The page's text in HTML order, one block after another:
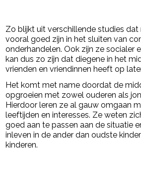
Zo blijkt uit verschillende studies
vooral goed zijn in het sluiten van
onderhandelen. Ook zijn ze socialer
kan dus zo zijn dat diegene in het
vrienden en vriendinnen heeft op
Het komt met name doordat de
opgroeien met zowel ouderen als
Hierdoor leren ze al gauw omgaan
leeftijden en interesses. Ze weten
goed aan te passen aan de situatie
inleven in de ander dan oudste
kinderen.